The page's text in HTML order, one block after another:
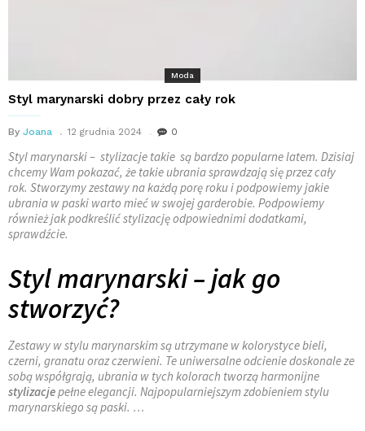
Moda
Styl marynarski dobry przez cały rok
By Joana 12 grudnia 2024 0
Styl marynarski – stylizacje takie są bardzo popularne latem. Dzisiaj
chcemy Wam pokazać, że takie ubrania sprawdzają się przez cały
rok. Stworzymy zestawy na każdą porę roku i podpowiemy jakie
ubrania w paski warto mieć w swojej garderobie. Podpowiemy
również jak podkreślić stylizację odpowiednimi dodatkami,
sprawdźcie.
Styl marynarski – jak go
stworzyć?
Zestawy w stylu marynarskim są utrzymane w kolorystyce bieli,
czerni, granatu oraz czerwieni. Te uniwersalne odcienie doskonale ze
sobą współgrają, ubrania w tych kolorach tworzą harmonijne
stylizacjepełne elegancji. Najpopularniejszym zdobieniem stylu
marynarskiego są paski. …